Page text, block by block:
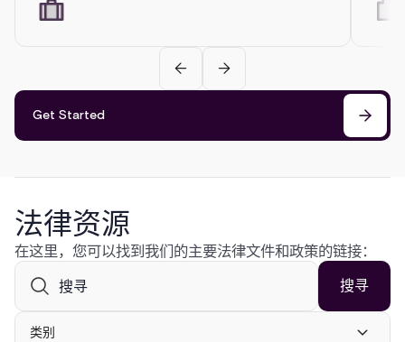
Get Started
法律资源
在这里，您可以找到我们的主要法律文件和政策的链接：
类别